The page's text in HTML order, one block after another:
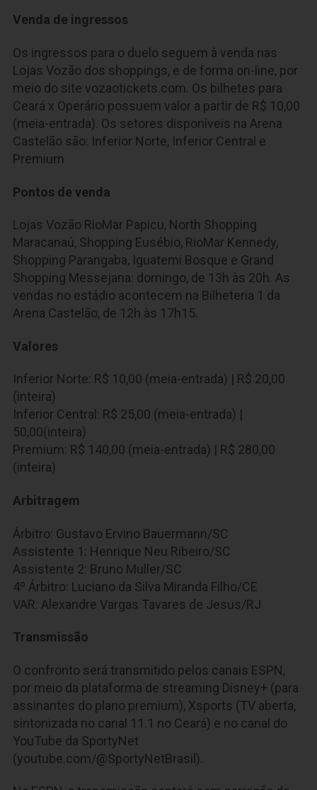
Venda de ingressos
Os ingressos para o duelo seguem à venda nas
Lojas Vozão dos shoppings, e de forma on-line, por
meio do site vozaotickets.com. Os bilhetes para
Ceará x Operário possuem valor a partir de R$ 10,00
(meia-entrada). Os setores disponíveis na Arena
Castelão são: Inferior Norte, Inferior Central e
Premium
Pontos de venda
Lojas Vozão RioMar Papicu, North Shopping
Maracanaú, Shopping Eusébio, RioMar Kennedy,
Shopping Parangaba, Iguatemi Bosque e Grand
Shopping Messejana: domingo, de 13h às 20h. As
vendas no estádio acontecem na Bilheteria 1 da
Arena Castelão, de 12h às 17h15.
Valores
Inferior Norte: R$ 10,00 (meia-entrada) | R$ 20,00
(inteira)
Inferior Central: R$ 25,00 (meia-entrada) |
50,00(inteira)
Premium: R$ 140,00 (meia-entrada) | R$ 280,00
(inteira)
Arbitragem
Árbitro: Gustavo Ervino Bauermann/SC
Assistente 1: Henrique Neu Ribeiro/SC
Assistente 2: Bruno Muller/SC
4º Árbitro: Luciano da Silva Miranda Filho/CE
VAR: Alexandre Vargas Tavares de Jesus/RJ
Transmissão
O confronto será transmitido pelos canais ESPN,
por meio da plataforma de streaming Disney+ (para
assinantes do plano premium), Xsports (TV aberta,
sintonizada no canal 11.1 no Ceará) e no canal do
YouTube da SportyNet
(youtube.com/@SportyNetBrasil).